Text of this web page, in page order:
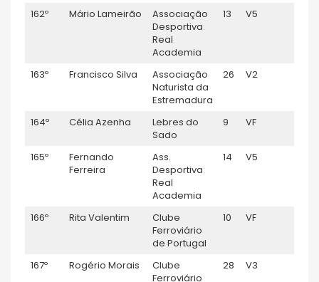
162º
Mário Lameirão
Associação
Desportiva
Real
Academia
13 V5
163º Francisco Silva
Associação
Naturista da
Estremadura
26 V2
164º Célia Azenha
Lebres do
Sado
9 VF
165º
Fernando
Ferreira
Ass.
Desportiva
Real
Academia
14 V5
166º Rita Valentim
Clube
Ferroviário
de Portugal
10 VF
167º Rogério Morais
Clube
Ferroviário
28 V3